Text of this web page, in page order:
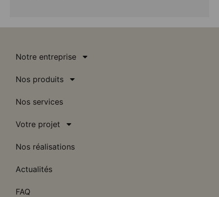
Notre entreprise
Nos produits
Nos services
Votre projet
Nos réalisations
Actualités
FAQ